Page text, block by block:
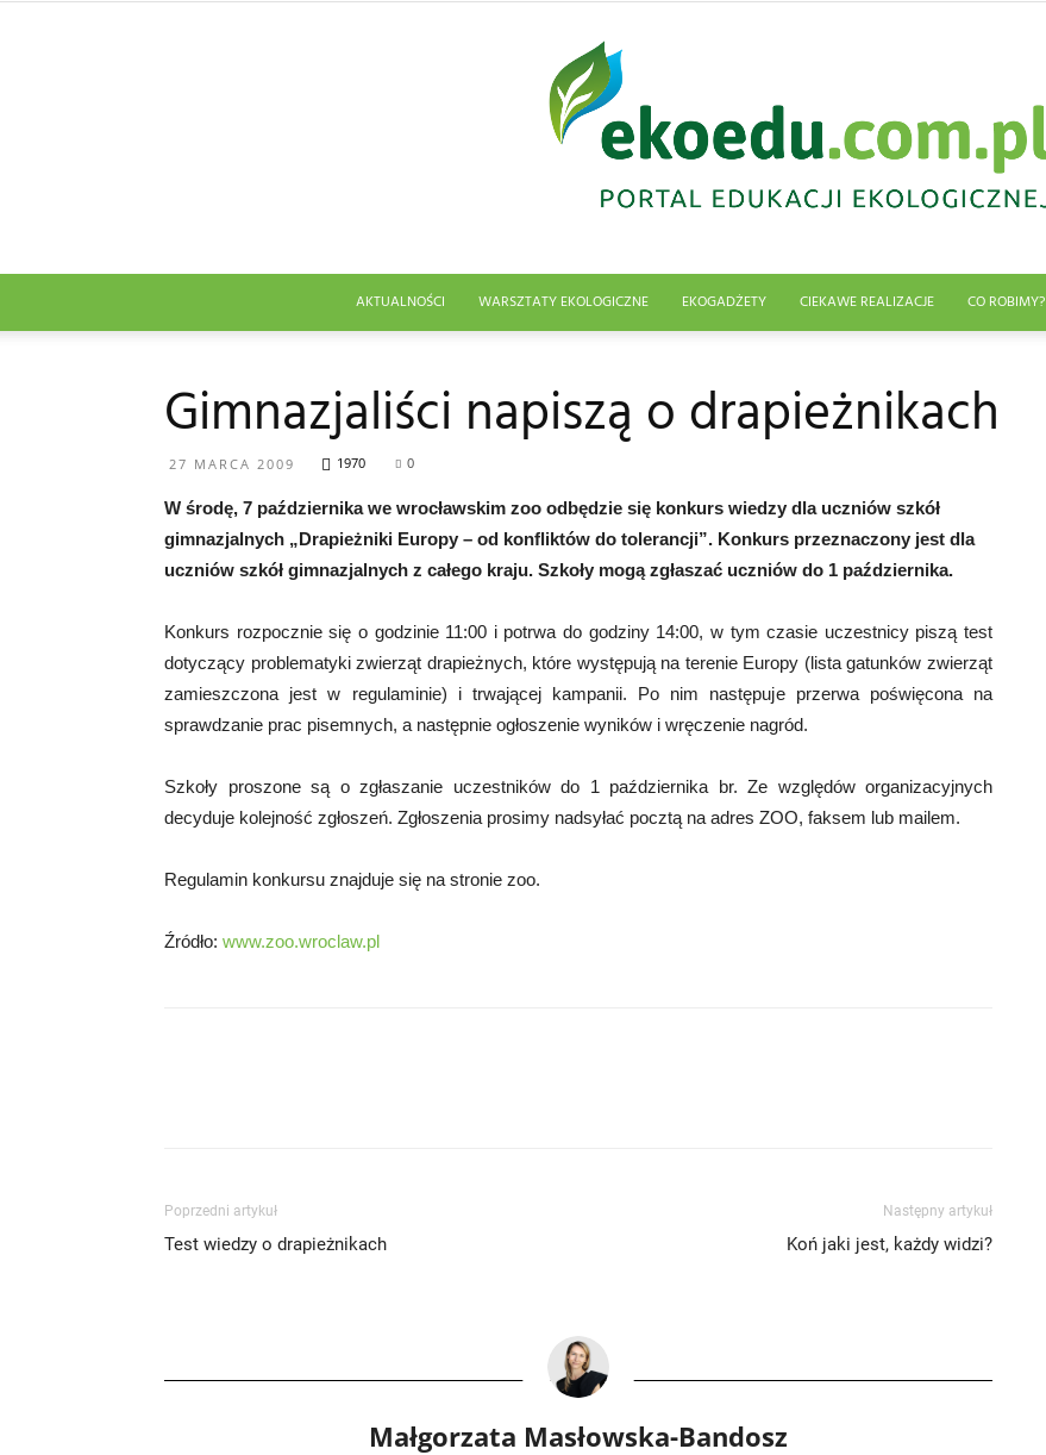
ekologiczna
Abrys
AKTUALNOŚCI WARSZTATY EKOLOGICZNE EKOGADŻETY CIEKAWE REALIZACJE CO ROBIMY?
Gimnazjaliści napiszą o drapieżnikach
27 MARCA 2009 1970 0
W środę, 7 października we wrocławskim zoo odbędzie się konkurs wiedzy dla uczniów szkół
gimnazjalnych „Drapieżniki Europy – od konfliktów do tolerancji”. Konkurs przeznaczony jest dla
uczniów szkół gimnazjalnych z całego kraju. Szkoły mogą zgłaszać uczniów do 1 października.
Konkurs rozpocznie się o godzinie 11:00 i potrwa do godziny 14:00, w tym czasie uczestnicy piszą test
dotyczący problematyki zwierząt drapieżnych, które występują na terenie Europy (lista gatunków zwierząt
zamieszczona jest w regulaminie) i trwającej kampanii. Po nim następuje przerwa poświęcona na
sprawdzanie prac pisemnych, a następnie ogłoszenie wyników i wręczenie nagród.
Szkoły proszone są o zgłaszanie uczestników do 1 października br. Ze względów organizacyjnych
decyduje kolejność zgłoszeń. Zgłoszenia prosimy nadsyłać pocztą na adres ZOO, faksem lub mailem.
Regulamin konkursu znajduje się na stronie zoo.
Źródło: www.zoo.wroclaw.pl
Poprzedni artykuł
Test wiedzy o drapieżnikach
Następny artykuł
Koń jaki jest, każdy widzi?
Małgorzata Masłowska-Bandosz